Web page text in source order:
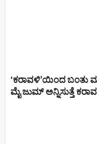
‘ಕರಾವಳಿ’ಯಿಂದ ಬಂತು
ಮೈ ಜುಮ್ ಅನ್ನಿಸುತ್ತೆ